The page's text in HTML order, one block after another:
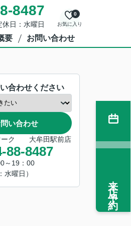
8487
日：水曜日 お気に入り
0
要 お問い合わせ
合わせください
い合わせ
ーク 大牟田駅前店
88-8487
～19：00
水曜日）
来店予約